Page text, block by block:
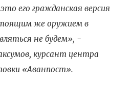
его гражданская версия
же оружием в
не будем», -
курсант центра
«Аванпост».